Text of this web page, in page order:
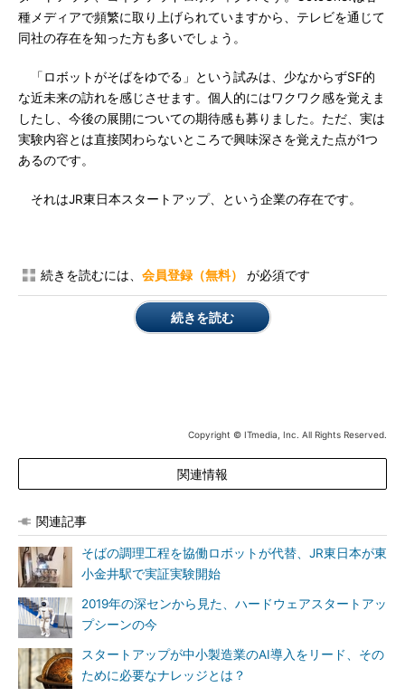
種メディアで頻繁に取り上げられていますから、テレビを通じて
同社の存在を知った方も多いでしょう。
「ロボットがそばをゆでる」という試みは、少なからずSF的
な近未来の訪れを感じさせます。個人的にはワクワク感を覚えま
したし、今後の展開についての期待感も募りました。ただ、実は
実験内容とは直接関わらないところで興味深さを覚えた点が1つ
あるのです。
それはJR東日本スタートアップ、という企業の存在です。
続きを読むには、 会員登録（無料） が必須です
続きを読む
Copyright © ITmedia, Inc. All Rights Reserved.
関連情報
関連記事
そばの調理工程を協働ロボットが代替、JR東日本が東
小金井駅で実証実験開始
2019年の深センから見た、ハードウェアスタートアッ
プシーンの今
スタートアップが中小製造業のAI導入をリード、その
ために必要なナレッジとは？